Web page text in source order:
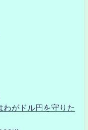
わがドル円を守りた